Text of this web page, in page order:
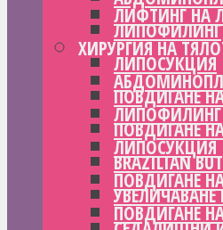
ЛИПОФИЛИНГ
ЛИПОСУКЦИЯ
ПОВДИГАНЕ
ПОВДИГАНЕ
BRAZILIAN
ЛИФТИНГ НА
ХИРУРГИЯ НА
ЛИПОФИЛИНГ
ЛИПОСУКЦИЯ
ПОВДИГАНЕ
ПОВДИГАНЕ